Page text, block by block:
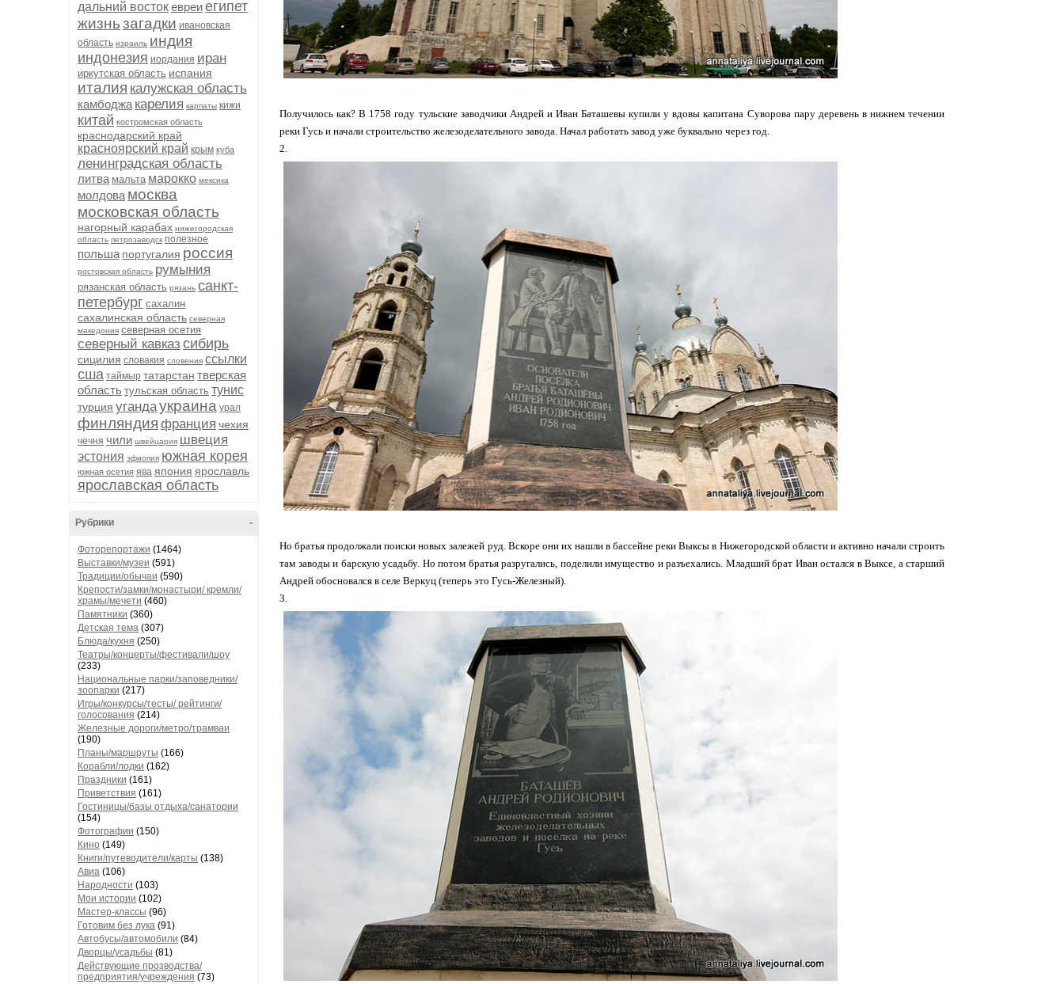
дальний востокевреиегипет
жизньзагадки ивановская
область израиль индия
индонезия иордания иран
иркутская область испания
италия калужская область
камбоджа карелия карпаты кижи
китай костромская область
краснодарский край
красноярский край крым куба
ленинградская область
литва мальта марокко мексика
молдова москва
московская область
нагорный карабах нижегородская
область петрозаводск полезное
польша португалия россия
ростовская область румыния
рязанская область рязань санкт-
петербург сахалин
сахалинская область северная
македония северная осетия
северный кавказ сибирь
сицилия словакия словения ссылки
сша таймыр татарстан тверская
область тульская область тунис
турция угандаукраина урал
финляндия франция чехия
чечня чили швейцария швеция
эстония эфиопия южная корея
южная осетия ява япония ярославль
ярославская область
-
Рубрики
Фоторепортажи (1464)
Выставки/музеи (591)
Традиции/обычаи (590)
Крепости/замки/монастыри/ кремли/
храмы/мечети (460)
Памятники (360)
Детская тема (307)
Блюда/кухня (250)
Театры/концерты/фестивали/шоу
(233)
Национальные парки/заповедники/
зоопарки (217)
Игры/конкурсы/тесты/ рейтинги/
голосования (214)
Железные дороги/метро/трамваи
(190)
Планы/маршруты (166)
Корабли/лодки (162)
Праздники (161)
Приветствия (161)
Гостиницы/базы отдыха/санатории
(154)
Фотографии (150)
Кино (149)
Книги/путеводители/карты (138)
Авиа (106)
Народности (103)
Мои истории (102)
Мастер-классы (96)
Готовим без лука (91)
Автобусы/автомобили (84)
Дворцы/усадьбы (81)
Действующие прозводства/
предприятия/учреждения (73)
Получилось как? В 1758 году тульские заводчики Андрей и Иван Баташевы купили у вдовы капитана Суворова пару деревень в нижнем течении
реки Гусь и начали строительство железоделательного завода. Начал работать завод уже буквально через год.
2.
Но братья продолжали поиски новых залежей руд. Вскоре они их нашли в бассейне реки Выксы в Нижегородской области и активно начали строить
там заводы и барскую усадьбу. Но потом братья разругались, поделили имущество и разъехались. Младший брат Иван остался в Выксе, а старший
Андрей обосновался в селе Веркуц (теперь это Гусь-Железный).
3.